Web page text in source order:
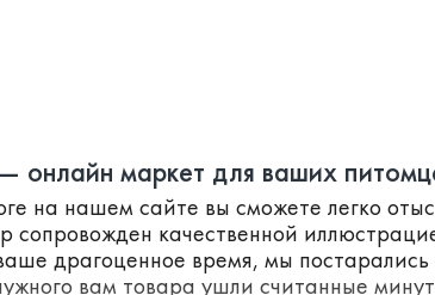
онлайн маркет для ваших
на нашем сайте вы сможете легко
сопровожден качественной
драгоценное время, мы постарались
вам товара ушли считанные